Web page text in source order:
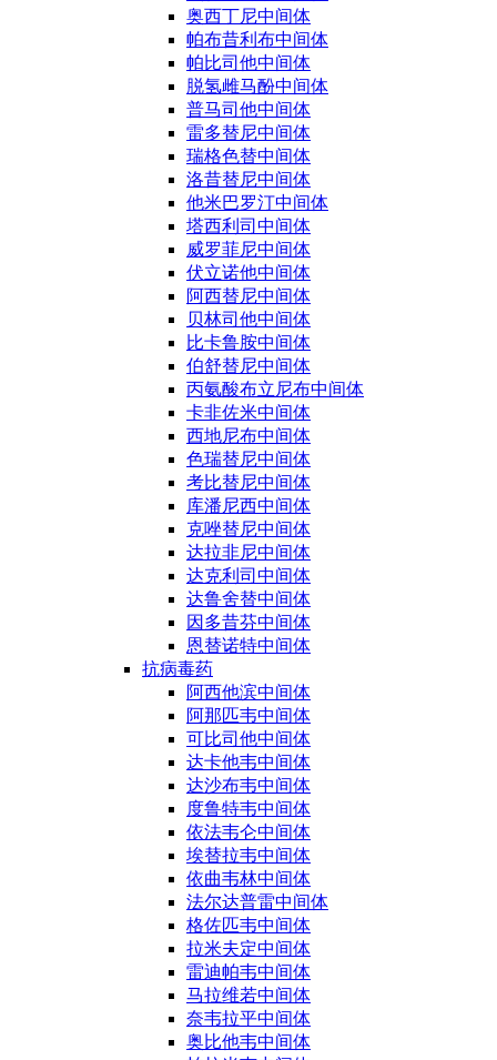
奥西丁尼中间体
帕布昔利布中间体
帕比司他中间体
脱氢雌马酚中间体
普马司他中间体
雷多替尼中间体
瑞格色替中间体
洛昔替尼中间体
他米巴罗汀中间体
塔西利司中间体
威罗菲尼中间体
伏立诺他中间体
阿西替尼中间体
贝林司他中间体
比卡鲁胺中间体
伯舒替尼中间体
丙氨酸布立尼布中间体
卡非佐米中间体
西地尼布中间体
色瑞替尼中间体
考比替尼中间体
库潘尼西中间体
克唑替尼中间体
达拉非尼中间体
达克利司中间体
达鲁舍替中间体
因多昔芬中间体
恩替诺特中间体
抗病毒药
阿西他滨中间体
阿那匹韦中间体
可比司他中间体
达卡他韦中间体
达沙布韦中间体
度鲁特韦中间体
依法韦仑中间体
埃替拉韦中间体
依曲韦林中间体
法尔达普雷中间体
格佐匹韦中间体
拉米夫定中间体
雷迪帕韦中间体
马拉维若中间体
奈韦拉平中间体
奥比他韦中间体